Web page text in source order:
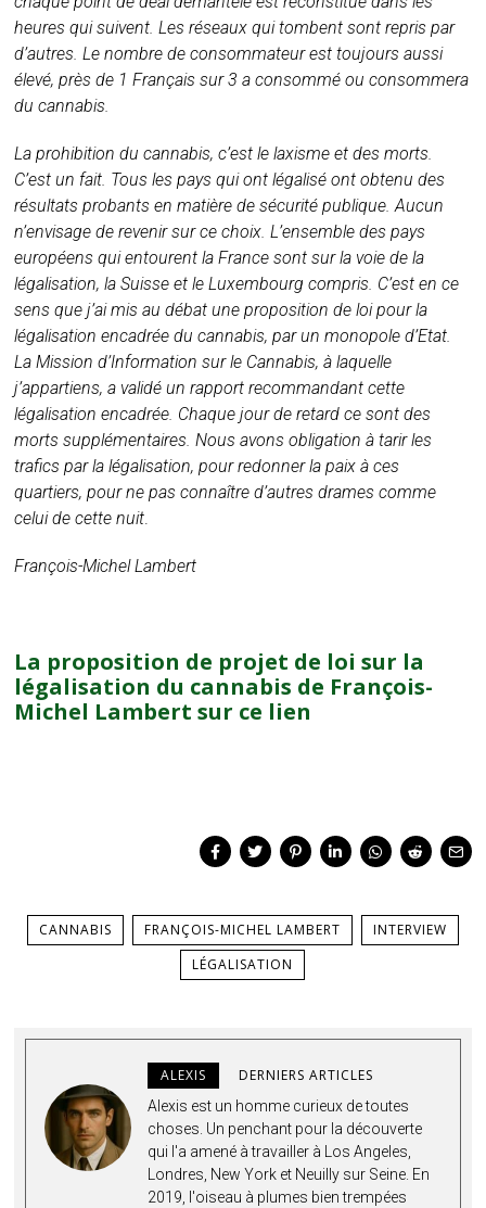
heures qui suivent. Les réseaux qui tombent sont repris par
d’autres. Le nombre de consommateur est toujours aussi
élevé, près de 1 Français sur 3 a consommé ou consommera
du cannabis.
La prohibition du cannabis, c’est le laxisme et des morts.
C’est un fait. Tous les pays qui ont légalisé ont obtenu des
résultats probants en matière de sécurité publique. Aucun
n’envisage de revenir sur ce choix. L’ensemble des pays
européens qui entourent la France sont sur la voie de la
légalisation, la Suisse et le Luxembourg compris. C’est en ce
sens que j’ai mis au débat une proposition de loi pour la
légalisation encadrée du cannabis, par un monopole d’Etat.
La Mission d’Information sur le Cannabis, à laquelle
j’appartiens, a validé un rapport recommandant cette
légalisation encadrée. Chaque jour de retard ce sont des
morts supplémentaires. Nous avons obligation à tarir les
trafics par la légalisation, pour redonner la paix à ces
quartiers, pour ne pas connaître d’autres drames comme
celui de cette nuit.
François-Michel Lambert
La proposition de projet de loi sur la
légalisation du cannabis de François-
Michel Lambert sur ce lien
CANNABIS FRANÇOIS-MICHEL LAMBERT
INTERVIEW
LÉGALISATION
ALEXIS DERNIERS ARTICLES
Alexis est un homme curieux de toutes
choses. Un penchant pour la découverte
qui l'a amené à travailler à Los Angeles,
Londres, New York et Neuilly sur Seine. En
2019, l'oiseau à plumes bien trempées